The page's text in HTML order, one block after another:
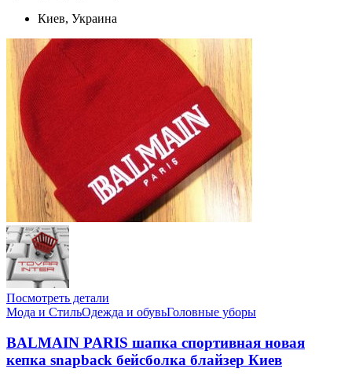
Киев, Украина
Посмотреть детали
Мода и СтильОдежда и обувьГоловные уборы
BALMAIN PARIS шапка спортивная новая
кепка snapback бейсболка блайзер Киев